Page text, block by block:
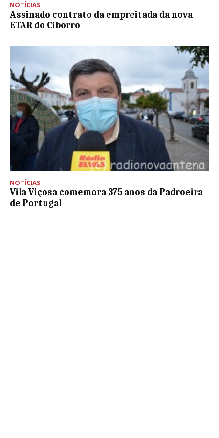
NOTÍCIAS
Assinado contrato da empreitada da nova
ETAR do Ciborro
NOTÍCIAS
Vila Viçosa comemora 375 anos da Padroeira
de Portugal